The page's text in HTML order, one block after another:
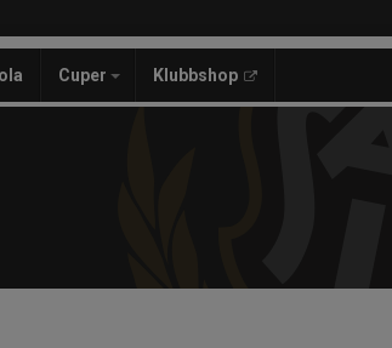
Cuper Klubbshop